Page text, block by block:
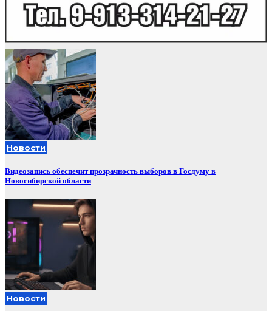
Новости
Видеозапись обеспечит прозрачность выборов в Госдуму в
Новосибирской области
Новости